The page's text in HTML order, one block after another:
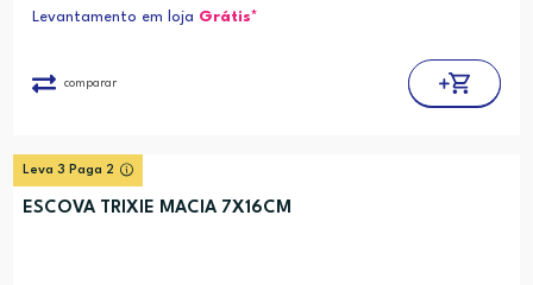
Levantamento em loja Grátis*
comparar
Leva 3 Paga 2
ESCOVA TRIXIE MACIA 7X16CM